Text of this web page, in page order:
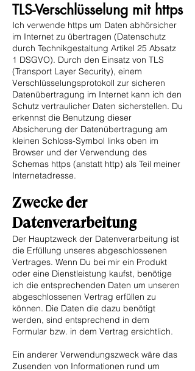
TLS-Verschlüsselung mit https
Ich verwende https um Daten abhörsicher
im Internet zu übertragen (Datenschutz
durch Technikgestaltung Artikel 25 Absatz
1 DSGVO). Durch den Einsatz von TLS
(Transport Layer Security), einem
Verschlüsselungsprotokoll zur sicheren
Datenübertragung im Internet kann ich den
Schutz vertraulicher Daten sicherstellen. Du
erkennst die Benutzung dieser
Absicherung der Datenübertragung am
kleinen Schloss-Symbol links oben im
Browser und der Verwendung des
Schemas https (anstatt http) als Teil meiner
Internetadresse.
Zwecke der
Datenverarbeitung
Der Hauptzweck der Datenverarbeitung ist
die Erfüllung unseres abgeschlossenen
Vertrages. Wenn Du bei mir ein Produkt
oder eine Dienstleistung kaufst, benötige
ich die entsprechenden Daten um unseren
abgeschlossenen Vertrag erfüllen zu
können. Die Daten die dazu benötigt
werden, sind entsprechend in dem
Formular bzw. in dem Vertrag ersichtlich.
Ein anderer Verwendungszweck wäre das
Zusenden von Informationen rund um